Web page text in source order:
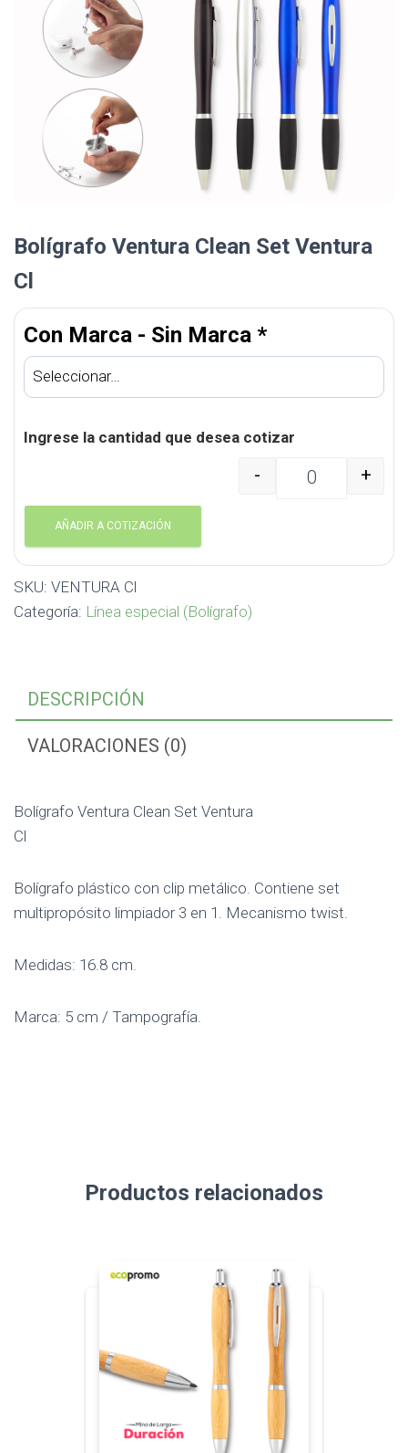
Bolígrafo Ventura Clean Set Ventura
Cl
Con Marca - Sin Marca *
Ingrese la cantidad que desea cotizar
Bolígrafo Ventura
- +
AÑADIR A COTIZACIÓN
SKU: VENTURA Cl
Categoría: Línea especial (Bolígrafo)
DESCRIPCIÓN
VALORACIONES (0)
Bolígrafo Ventura Clean Set Ventura
Cl
Bolígrafo plástico con clip metálico. Contiene set
multipropósito limpiador 3 en 1. Mecanismo twist.
Medidas: 16.8 cm.
Marca: 5 cm / Tampografía.
Productos relacionados